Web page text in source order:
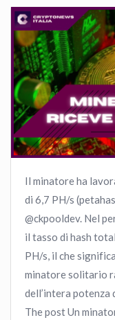
Il minatore ha
di 6,7 PH/s
@ckpooldev. Nel
il tasso di hash
PH/s, il che
minatore solitario
dell’intera potenza
The post Un